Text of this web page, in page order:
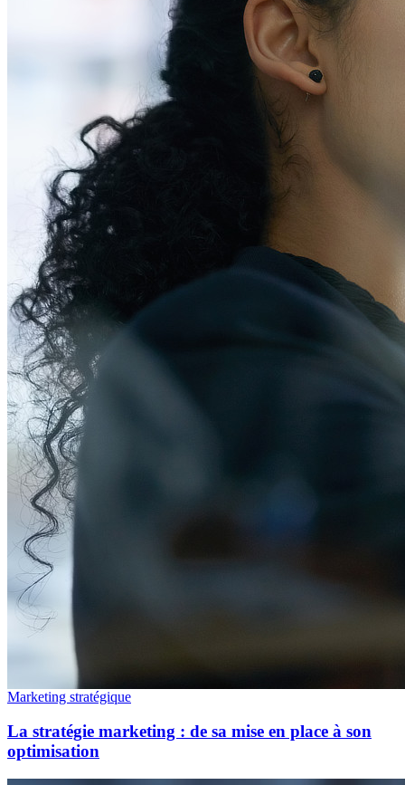
Marketing stratégique
La stratégie marketing : de sa mise en place à son
optimisation